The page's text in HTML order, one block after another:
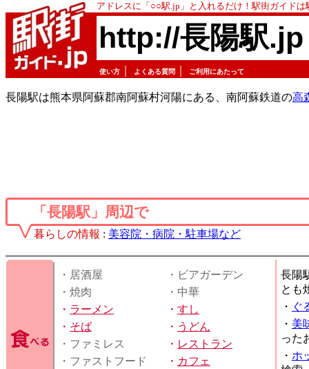
アドレスに「○○駅.jp」と入れるだけ！駅街ガイド
http://長陽駅.jp
使い方 よくある質問 ご利用にあたって
長陽駅は熊本県阿蘇郡南阿蘇村河陽にある、南阿蘇鉄道の高
「長陽駅」周辺で
暮らしの情報 : 美容院・病院・駐車場など
・居酒屋
・ビアガーデン
・焼肉
・中華
・ ラーメン ・ すし
・ そば ・ うどん
・ファミレス
・ レストラン
・ファストフード
・ カフェ
長陽
とも
・ ぐ
・ 美
った
・ ホ